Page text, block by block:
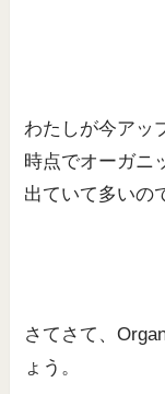
わたしが今アッ
時点でオーガニ
出ていて多いの
さてさて、
ょう。